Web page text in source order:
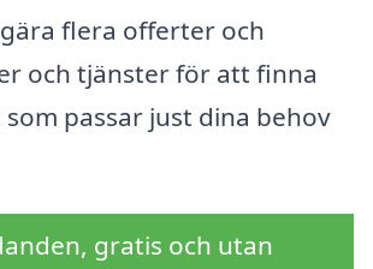
flera offerter och
och tjänster för att finna
passar just dina behov
gratis och utan